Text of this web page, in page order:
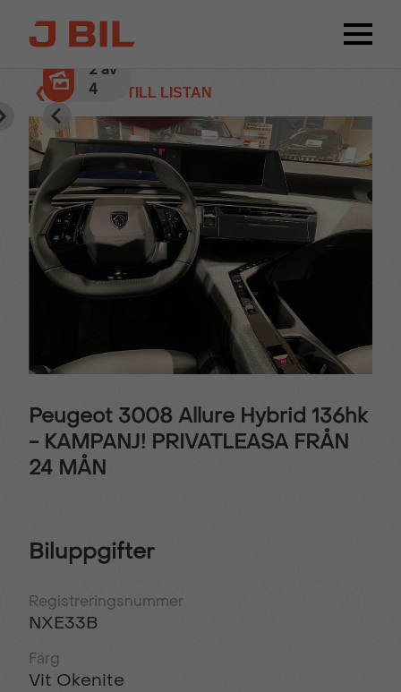
❮ TILLBAKA TILL LISTAN
2av
4
Peugeot 3008 Allure Hybrid 136hk
- KAMPANJ! PRIVATLEASA FRÅN
24 MÅN
Biluppgifter
Registreringsnummer
NXE33B
Färg
Vit Okenite